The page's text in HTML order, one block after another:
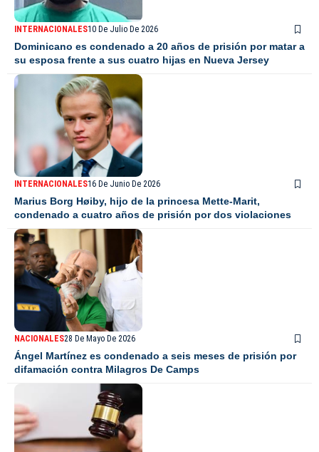
INTERNACIONALES10 De Julio De 2026
Dominicano es condenado a 20 años de prisión por matar a
su esposa frente a sus cuatro hijas en Nueva Jersey
INTERNACIONALES16 De Junio De 2026
Marius Borg Høiby, hijo de la princesa Mette-Marit,
condenado a cuatro años de prisión por dos violaciones
NACIONALES28 De Mayo De 2026
Ángel Martínez es condenado a seis meses de prisión por
difamación contra Milagros De Camps